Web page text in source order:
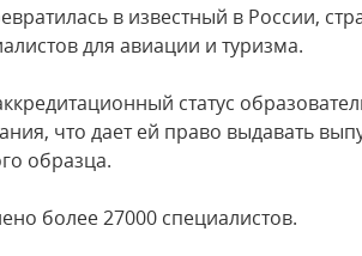
в известный в России,
для авиации и туризма.
статус
что дает ей право выдавать
образца.
более 27000 специалистов.